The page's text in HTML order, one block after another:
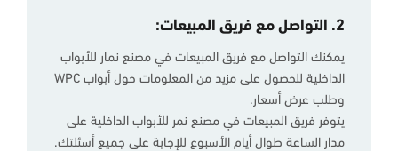
2. التواصل مع فريق المبيعات:
يمكنك التواصل مع فريق المبيعات في مصنع نمار للأبواب
الداخلية للحصول على مزيد من المعلومات حول أبواب WPC
وطلب عرض أسعار.
يتوفر فريق المبيعات في مصنع نمر للأبواب الداخلية على
مدار الساعة طوال أيام الأسبوع للإجابة على جميع أسئلتك.